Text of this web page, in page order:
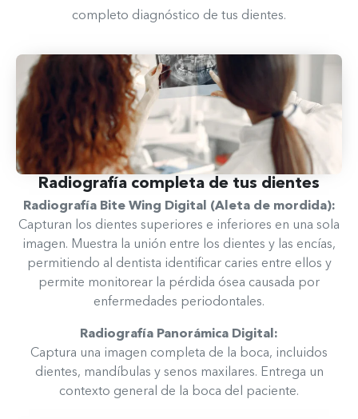
completo diagnóstico de tus dientes.
Radiografía completa de tus dientes​
Radiografía Bite Wing Digital (Aleta de mordida):
Capturan los dientes superiores e inferiores en una sola
imagen. Muestra la unión entre los dientes y las encías,
permitiendo al dentista identificar caries entre ellos y
permite monitorear la pérdida ósea causada por
enfermedades periodontales.
Radiografía Panorámica Digital:
Captura una imagen completa de la boca, incluidos
dientes, mandíbulas y senos maxilares. Entrega un
contexto general de la boca del paciente.